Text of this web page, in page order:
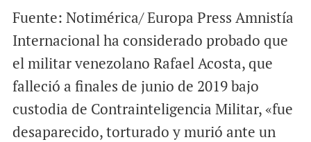
Fuente: Notimérica/ Europa Press Amnistía
Internacional ha considerado probado que
el militar venezolano Rafael Acosta, que
falleció a finales de junio de 2019 bajo
custodia de Contrainteligencia Militar, «fue
desaparecido, torturado y murió ante un